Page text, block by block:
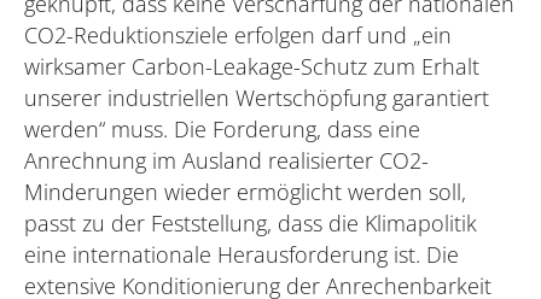
CO2-Reduktionsziele erfolgen darf und „ein
wirksamer Carbon-Leakage-Schutz zum Erhalt
unserer industriellen Wertschöpfung garantiert
werden“ muss. Die Forderung, dass eine
Anrechnung im Ausland realisierter CO2-
Minderungen wieder ermöglicht werden soll,
passt zu der Feststellung, dass die Klimapolitik
eine internationale Herausforderung ist. Die
extensive Konditionierung der Anrechenbarkeit